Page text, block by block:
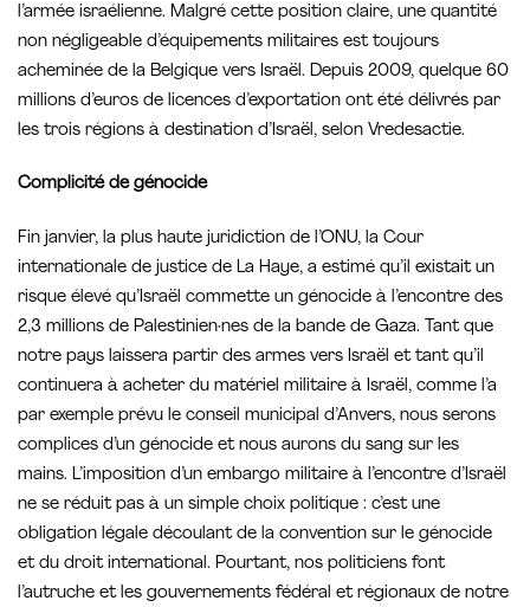
l’armée israélienne. Malgré cette position claire, une quantité
non négligeable d’équipements militaires est toujours
acheminée de la Belgique vers Israël. Depuis 2009, quelque 60
millions d’euros de licences d’exportation ont été délivrés par
les trois régions à destination d’Israël, selon Vredesactie.
Complicité de génocide
Fin janvier, la plus haute juridiction de l’ONU, la Cour
internationale de justice de La Haye, a estimé qu’il existait un
risque élevé qu’Israël commette un génocide à l’encontre des
2,3 millions de Palestinien·nes de la bande de Gaza. Tant que
notre pays laissera partir des armes vers Israël et tant qu’il
continuera à acheter du matériel militaire à Israël, comme l’a
par exemple prévu le conseil municipal d’Anvers, nous serons
complices d’un génocide et nous aurons du sang sur les
mains. L’imposition d’un embargo militaire à l’encontre d’Israël
ne se réduit pas à un simple choix politique : c’est une
obligation légale découlant de la convention sur le génocide
et du droit international. Pourtant, nos politiciens font
l’autruche et les gouvernements fédéral et régionaux de notre